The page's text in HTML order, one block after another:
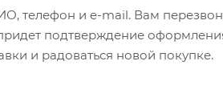
телефон и e-mail. Вам
подтверждение
и радоваться новой покупке.